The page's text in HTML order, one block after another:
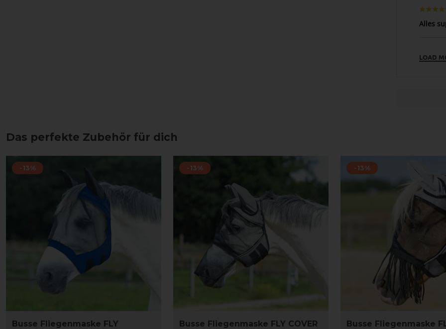
Alles
LOAD
Das perfekte Zubehör für dich
-13%
Busse Fliegenmaske FLY
-13%
Busse Fliegenmaske FLY COVER
-13%
Busse Fliegenmaske